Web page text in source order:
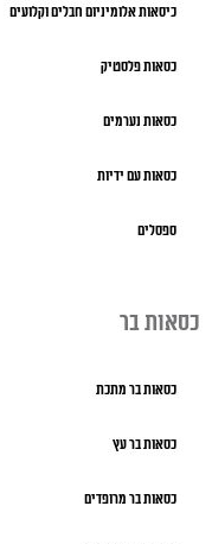
כיסאות אלומיניום חבלים וקלועים
כסאות פלסטיק
כסאות נערמים
כסאות עם ידיות
ספסלים
כסאות בר
כסאות בר מתכת
כסאות בר עץ
כסאות בר מרופדים